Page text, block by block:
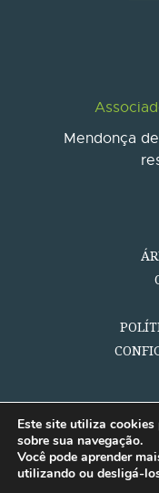
Mendonça
Este site utiliza
sobre sua navegação.
Você pode aprender
utilizando ou desligá-